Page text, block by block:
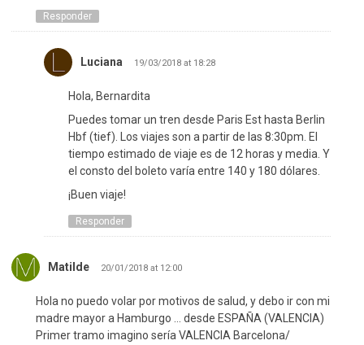
Responder
Luciana 19/03/2018 at 18:28
Hola, Bernardita
Puedes tomar un tren desde Paris Est hasta Berlin
Hbf (tief). Los viajes son a partir de las 8:30pm. El
tiempo estimado de viaje es de 12 horas y media. Y
el consto del boleto varía entre 140 y 180 dólares.
¡Buen viaje!
Responder
Matilde 20/01/2018 at 12:00
Hola no puedo volar por motivos de salud, y debo ir con mi
madre mayor a Hamburgo … desde ESPAÑA (VALENCIA)
Primer tramo imagino sería VALENCIA Barcelona/